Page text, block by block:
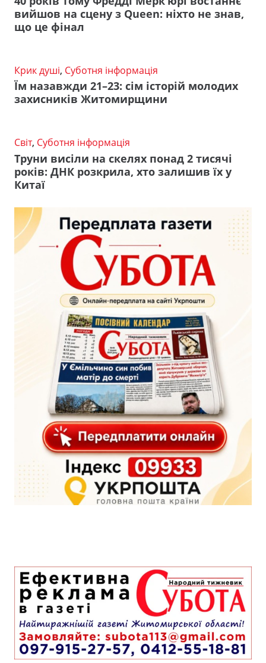
вийшов на сцену з Queen: ніхто не знав,
що це фінал
Крик душі, Суботня інформація
Їм назавжди 21–23: сім історій молодих
захисників Житомирщини
Світ, Суботня інформація
Труни висіли на скелях понад 2 тисячі
років: ДНК розкрила, хто залишив їх у
Китаї